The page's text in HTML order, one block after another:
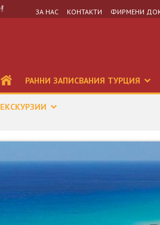
ЗА НАС КОНТАКТИ ФИРМЕНИ
РАННИ ЗАПИСВАНИЯ ТУРЦИЯ
ЕКСКУРЗИИ